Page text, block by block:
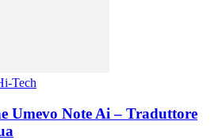
Tech
Umevo Note Ai – Traduttore